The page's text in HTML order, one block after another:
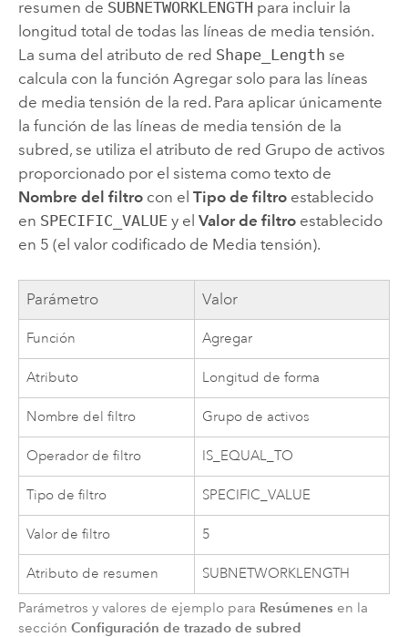
resumen de SUBNETWORKLENGTH para incluir la
longitud total de todas las líneas de media tensión.
La suma del atributo de red Shape_Length se
calcula con la función Agregar solo para las líneas
de media tensión de la red. Para aplicar únicamente
la función de las líneas de media tensión de la
subred, se utiliza el atributo de red Grupo de activos
proporcionado por el sistema como texto de
Nombre del filtrocon el Tipo de filtroestablecido
en SPECIFIC_VALUE y el Valor de filtroestablecido
en 5 (el valor codificado de Media tensión).
Parámetro Valor
Función Agregar
Atributo Longitud de forma
Nombre del filtro Grupo de activos
Operador de filtro IS_EQUAL_TO
Tipo de filtro SPECIFIC_VALUE
Valor de filtro 5
Atributo de resumen SUBNETWORKLENGTH
Parámetros y valores de ejemplo para Resúmenes en la
sección Configuración de trazado de subred